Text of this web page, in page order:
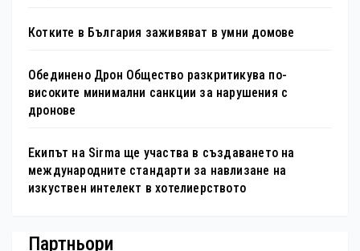
Котките в България заживяват в умни домове
Обединено Дрон Общество разкритикува по-
високите минимални санкции за нарушения с
дронове
Екипът на Sirma ще участва в създаването на
международните стандарти за навлизане на
изкуствен интелект в хотелиерството
Партньори